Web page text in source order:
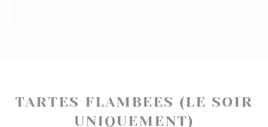
TARTES FLAMBEES (LE SOIR
UNIQUEMENT)